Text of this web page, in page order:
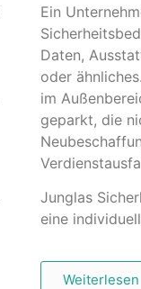
Ein
Daten,
oder
im
geparkt, die
Junglas
eine
Weiterlesen